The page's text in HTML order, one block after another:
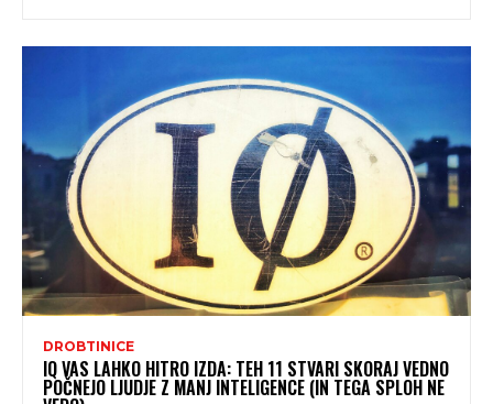
DROBTINICE
IQ VAS LAHKO HITRO IZDA: TEH 11 STVARI SKORAJ VEDNO
POČNEJO LJUDJE Z MANJ INTELIGENCE (IN TEGA SPLOH NE